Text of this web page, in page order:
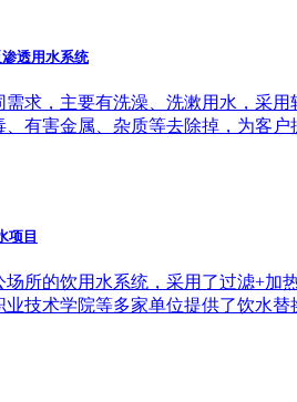
透用水系统
需求，主要有洗澡、洗漱用水，采
有害金属、杂质等去除掉，为客户
项目
场所的饮用水系统，采用了过滤+
业技术学院等多家单位提供了饮水